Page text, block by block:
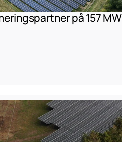
på 157 MW